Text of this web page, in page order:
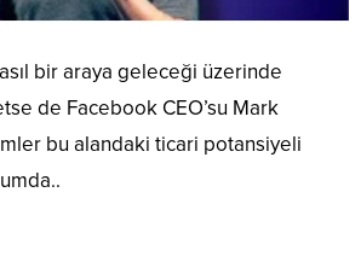
bir araya geleceği üzerinde
de Facebook CEO’su Mark
bu alandaki ticari potansiyeli